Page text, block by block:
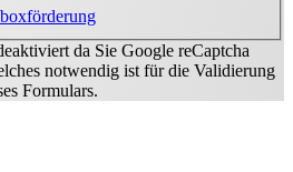
da Sie Google reCaptcha
notwendig ist für die Validierung
Formulars.